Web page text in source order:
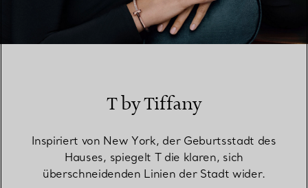
T by Tiffany
Inspiriert von New York, der Geburtsstadt des
Hauses, spiegelt T die klaren, sich
überschneidenden Linien der Stadt wider.